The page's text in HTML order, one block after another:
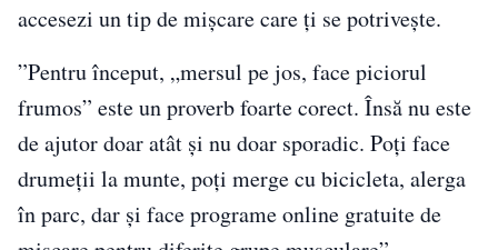
accesezi un tip de mișcare care ți se potrivește.
”Pentru început, „mersul pe jos, face piciorul
frumos” este un proverb foarte corect. Însă nu este
de ajutor doar atât și nu doar sporadic. Poți face
drumeții la munte, poți merge cu bicicleta, alerga
în parc, dar și face programe online gratuite de